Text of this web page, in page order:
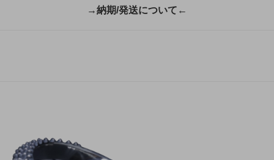
→納期/発送について←